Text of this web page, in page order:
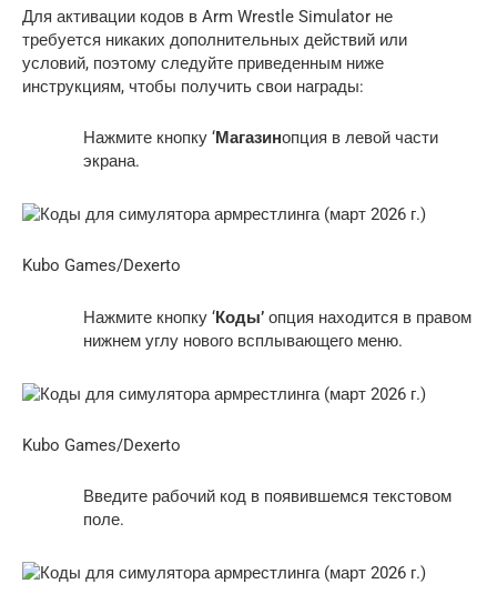
Для активации кодов в Arm Wrestle Simulator не
требуется никаких дополнительных действий или
условий, поэтому следуйте приведенным ниже
инструкциям, чтобы получить свои награды:
Нажмите кнопку ‘Магазинопция в левой части
экрана.
Kubo Games/Dexerto
Нажмите кнопку ‘Коды’ опция находится в правом
нижнем углу нового всплывающего меню.
Kubo Games/Dexerto
Введите рабочий код в появившемся текстовом
поле.